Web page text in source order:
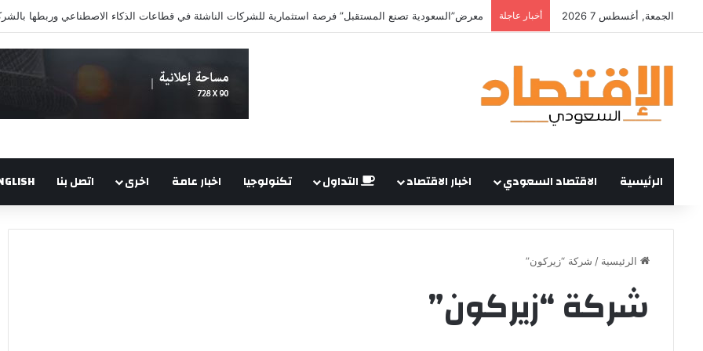
الجمعة, أغسطس 7 2026 أخبار عاجلة معرض”السعودية تصنع المستقبل” فرصة استثمارية للشركات الناشئة في قطاعات الذكاء الاصطناعي وربطها
الرئيسية الاقتصاد السعودي اخبار الاقتصاد التداول تكنولوجيا اخبار عامة اخرى اتصل بنا
الرئيسية / شركة “زيركون”
شركة “زيركون”